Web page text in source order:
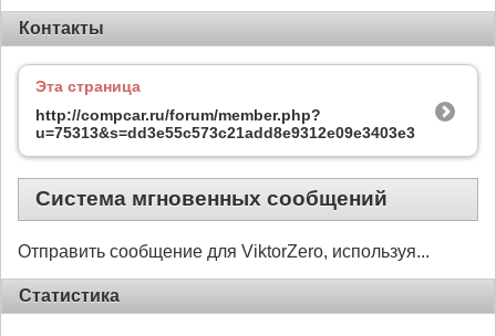
Контакты
Эта страница
http://compcar.ru/forum/member.php?
u=75313&s=dd3e55c573c21add8e9312e09e3403e3
Система мгновенных сообщений
Отправить сообщение для ViktorZero, используя...
Статистика